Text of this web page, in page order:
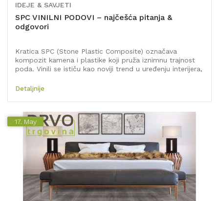
IDEJE & SAVJETI
SPC VINILNI PODOVI – najčešća pitanja &
odgovori
Kratica SPC (Stone Plastic Composite) označava
kompozit kamena i plastike koji pruža iznimnu trajnost
poda. Vinili se ističu kao noviji trend u uređenju interijera,
Detaljnije
17. May